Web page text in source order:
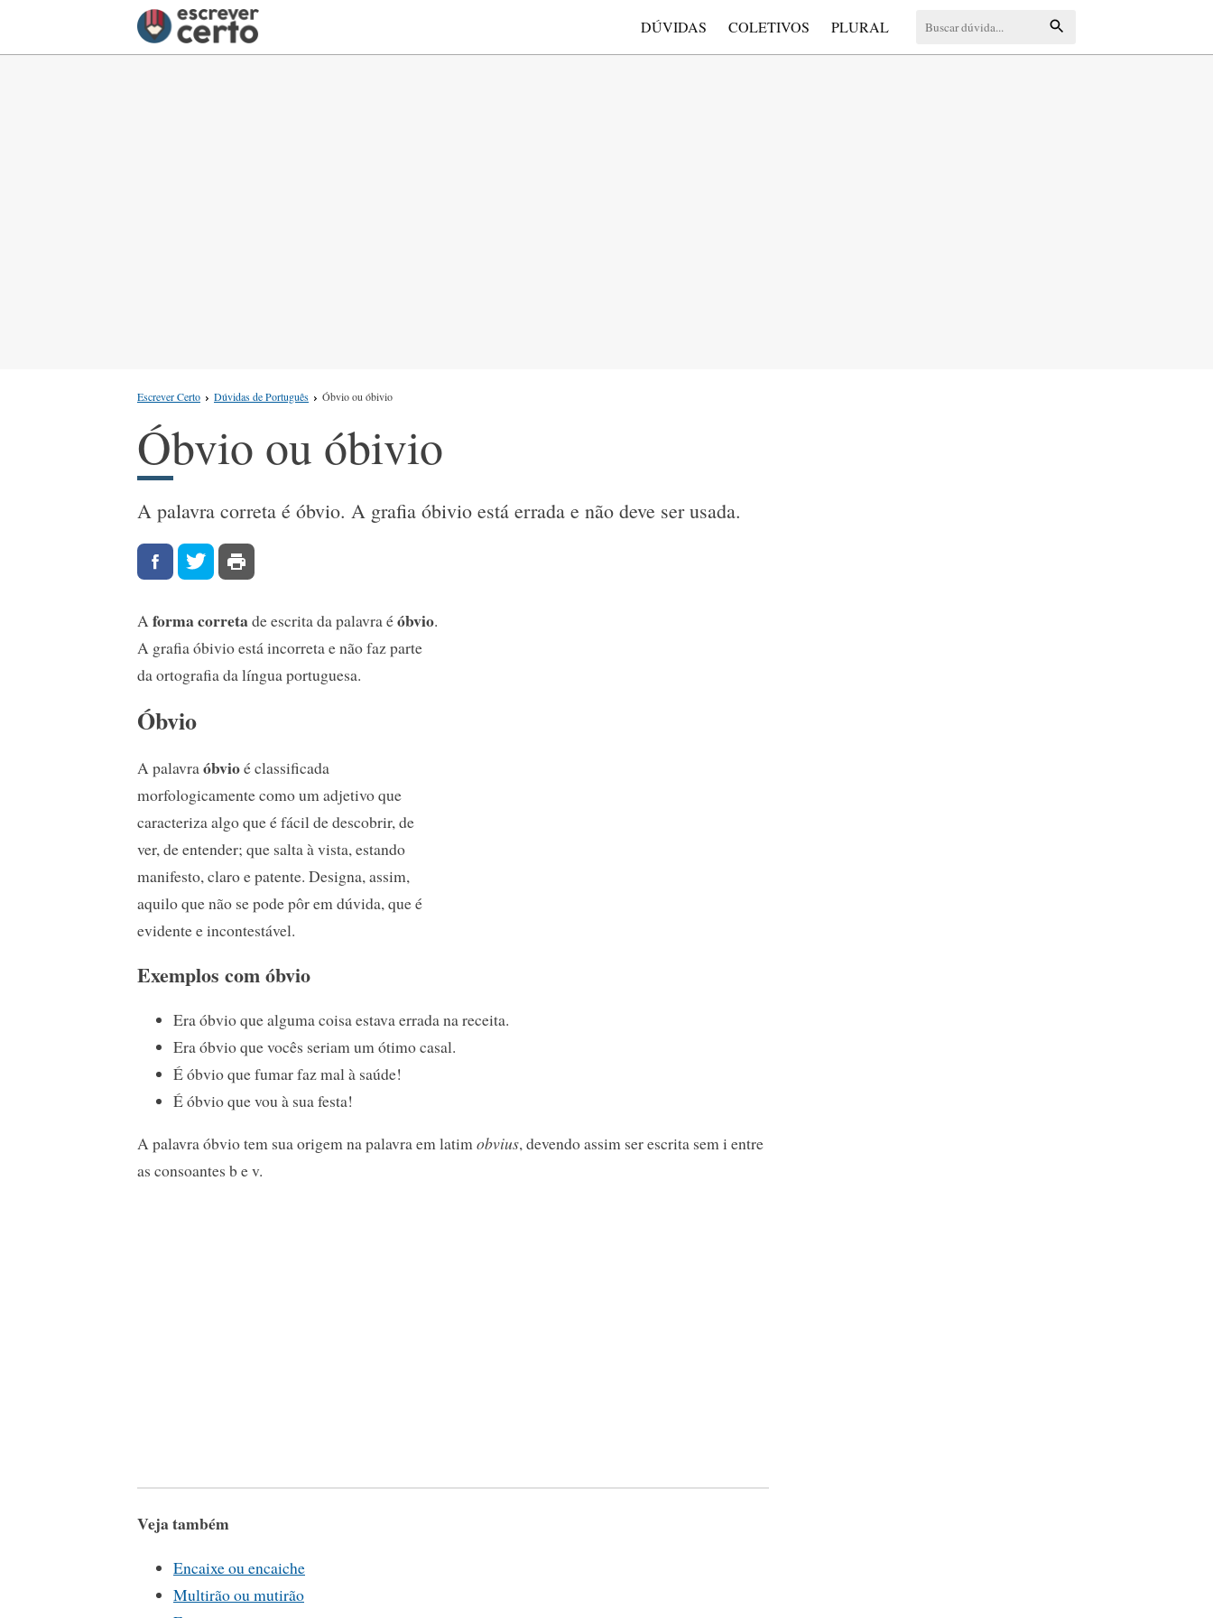
DÚVIDAS COLETIVOS PLURAL
Escrever Certo Dúvidas de Português Óbvio ou óbivio
Óbvio ou óbivio
A palavra correta é óbvio. A grafia óbivio está errada e não deve ser usada.
Aforma corretade escrita da palavra éóbvio.
A grafia óbivio está incorreta e não faz parte
da ortografia da língua portuguesa.
Óbvio
A palavra óbvioé classificada
morfologicamente como um adjetivo que
caracteriza algo que é fácil de descobrir, de
ver, de entender; que salta à vista, estando
manifesto, claro e patente. Designa, assim,
aquilo que não se pode pôr em dúvida, que é
evidente e incontestável.
Exemplos com óbvio
Era óbvio que alguma coisa estava errada na receita.
Era óbvio que vocês seriam um ótimo casal.
É óbvio que fumar faz mal à saúde!
É óbvio que vou à sua festa!
A palavra óbvio tem sua origem na palavra em latimobvius, devendo assim ser escrita sem i entre
as consoantes b e v.
Veja também
Encaixe ou encaiche
Multirão ou mutirão